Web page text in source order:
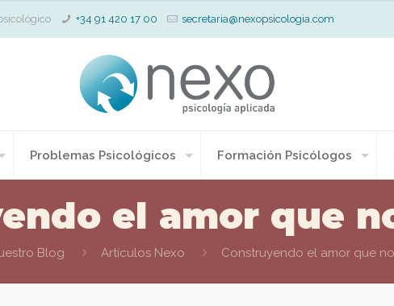
+34 91 420 17 00 secretaria@nexopsicologia.com
Problemas Psicológicos Formación Psicólogos
el amor que
Blog Artículos Nexo Construyendo el amor que